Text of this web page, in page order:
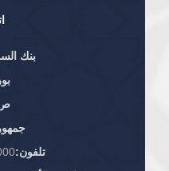
بنك
ص.
تلفون: